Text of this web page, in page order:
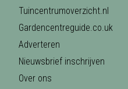
Tuincentrumoverzicht.nl
Gardencentreguide.co.uk
Adverteren
Nieuwsbrief inschrijven
Over ons